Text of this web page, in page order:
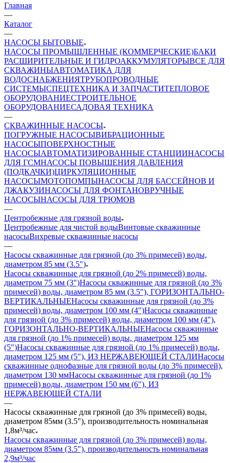
Главная
—
Каталог
—
НАСОСЫ БЫТОВЫЕ
НАСОСЫ ПРОМЫШЛЕННЫЕ (КОММЕРЧЕСКИЕ)БАКИ
РАСШИРИТЕЛЬНЫЕ И ГИДРОАККУМУЛЯТОРЫВСЕ ДЛЯ
СКВАЖИНЫАВТОМАТИКА ДЛЯ
ВОДОСНАБЖЕНИЯТРУБОПРОВОДНЫЕ
СИСТЕМЫСПЕЦТЕХНИКА И ЗАПЧАСТИТЕПЛОВОЕ
ОБОРУДОВАНИЕСТРОИТЕЛЬНОЕ
ОБОРУДОВАНИЕСАДОВАЯ ТЕХНИКА
—
СКВАЖИННЫЕ НАСОСЫ
ПОГРУЖНЫЕ НАСОСЫВИБРАЦИОННЫЕ
НАСОСЫПОВЕРХНОСТНЫЕ
НАСОСЫАВТОМАТИЗИРОВАННЫЕ СТАНЦИИНАСОСЫ
ДЛЯ ГСМНАСОСЫ ПОВЫШЕНИЯ ДАВЛЕНИЯ
(ПОДКАЧКИ)ЦИРКУЛЯЦИОННЫЕ
НАСОСЫМОТОПОМПЫНАСОСЫ ДЛЯ БАССЕЙНОВ И
ДЖАКУЗИНАСОСЫ ДЛЯ ФОНТАНОВРУЧНЫЕ
НАСОСЫНАСОСЫ ДЛЯ ТРЮМОВ
—
Центробежные для грязной воды
Центробежные для чистой водыВинтовые скважинные
насосыВихревые скважинные насосы
—
Насосы скважинные для грязной (до 3% примесей) воды,
диаметром 85 мм (3.5")
Насосы скважинные для грязной (до 2% примесей) воды,
диаметром 75 мм (3")Насосы скважинные для грязной (до 3%
примесей) воды, диаметром 85 мм (3.5"), ГОРИЗОНТАЛЬНО-
ВЕРТИКАЛЬНЫЕНасосы скважинные для грязной (до 3%
примесей) воды, диаметром 100 мм (4")Насосы скважинные
для грязной (до 3% примесей) воды, диаметром 100 мм (4"),
ГОРИЗОНТАЛЬНО-ВЕРТИКАЛЬНЫЕНасосы скважинные
для грязной (до 1% примесей) воды, диаметром 125 мм
(5")Насосы скважинные для грязной (до 1% примесей) воды,
диаметром 125 мм (5"), ИЗ НЕРЖАВЕЮЩЕЙ СТАЛИНасосы
скважинные однофазные для грязной воды (до 3% примесей),
диаметром 130 ммНасосы скважинные для грязной (до 1%
примесей) воды, диаметром 150 мм (6"), ИЗ
НЕРЖАВЕЮЩЕЙ СТАЛИ
—
Насосы скважинные для грязной (до 3% примесей) воды,
диаметром 85мм (3.5"), производительность номинальная
1,8м³/час
Насосы скважинные для грязной (до 3% примесей) воды,
диаметром 85мм (3.5"), производительность номинальная
2,9м³/час